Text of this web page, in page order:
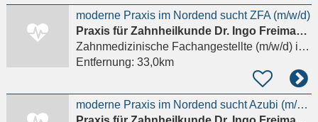
moderne Praxis im Nordend sucht ZFA (m/w/d)
Praxis für Zahnheilkunde Dr. Ingo Freimann und Dr. Marion Lund
Zahnmedizinische Fachangestellte (m/w/d)in Frankfurt am Main
Entfernung: 33,0km
moderne Praxis im Nordend sucht Azubi (m/w/d)